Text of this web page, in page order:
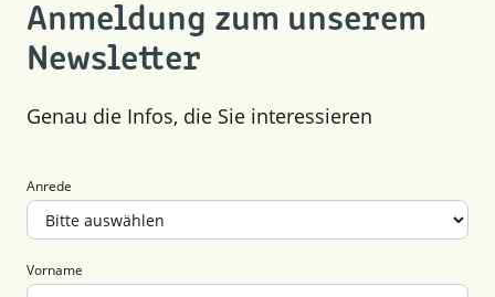
Anmeldung zum unserem
Newsletter
Genau die Infos, die Sie interessieren
Anrede
Vorname